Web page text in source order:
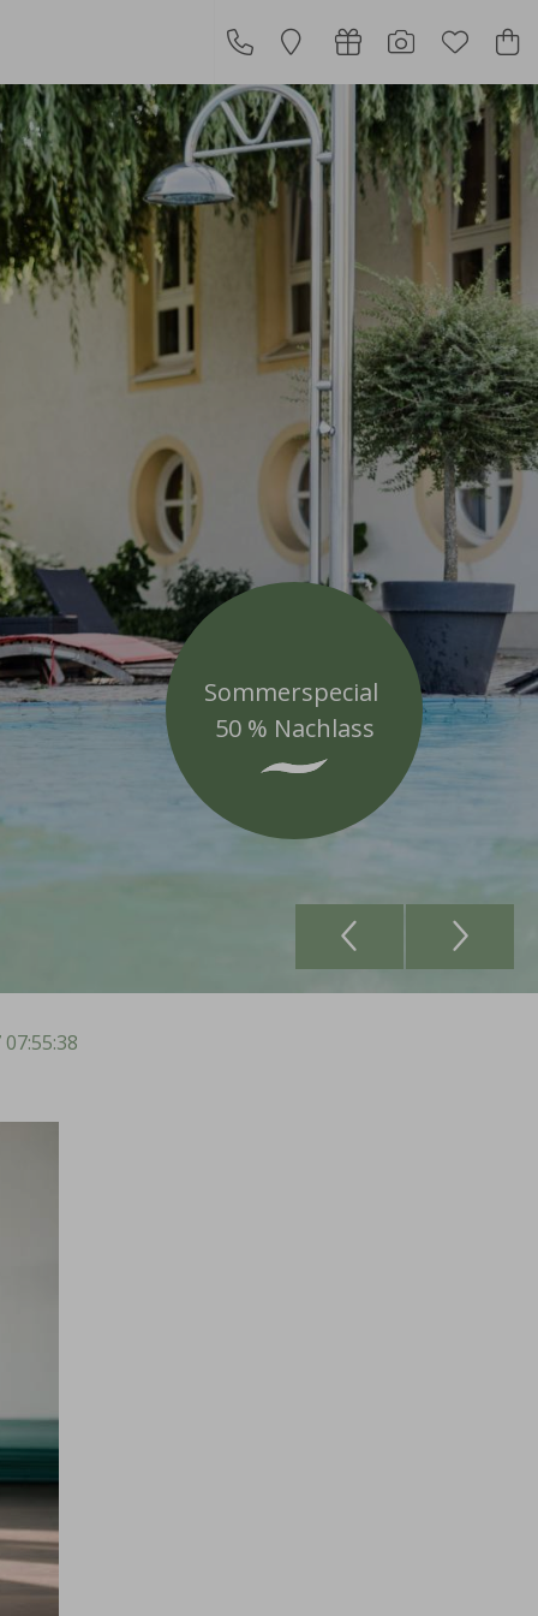
Sommerspecial
50 % Nachlass